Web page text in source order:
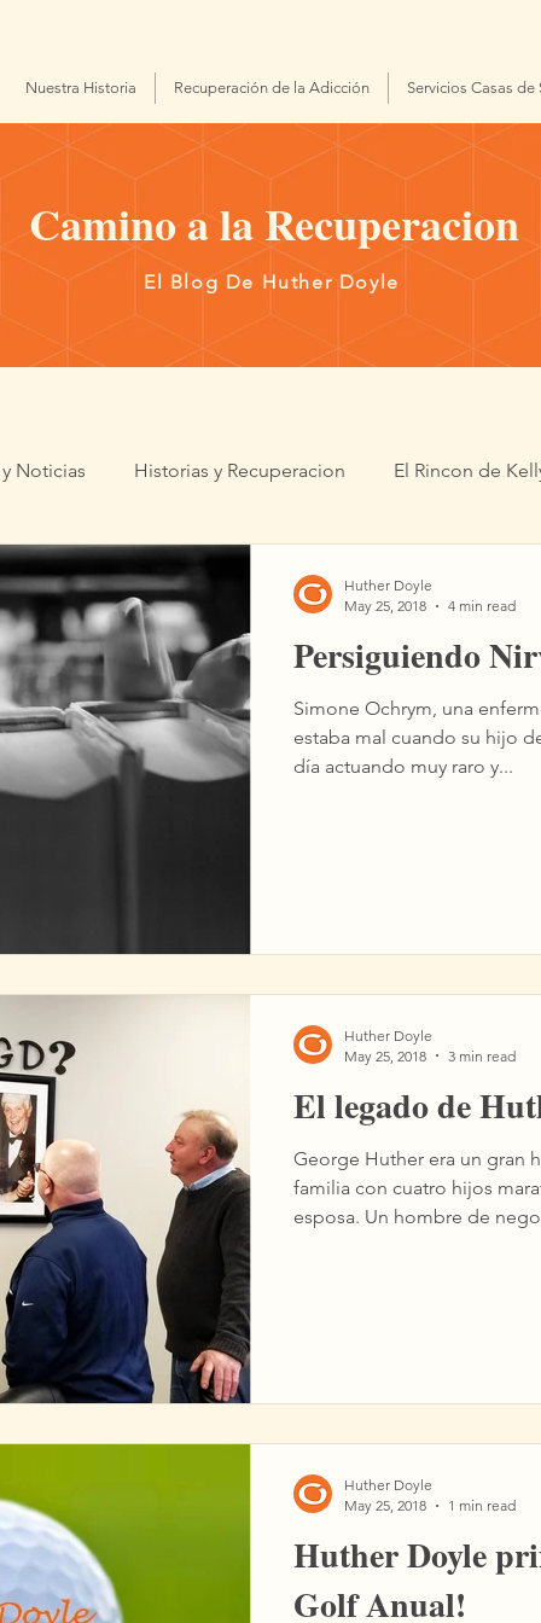
Nuestra Historia Recuperación de la Adicción Servicios Casas de
Camino a la Recuperacion
El Blog De Huther Doyle
Noticias Historias y Recuperacion El Rincon de
Persiguiendo
Simone Ochrym, una
estaba mal cuando su hijo
día actuando muy raro y...
Huther Doyle
May 25, 2018
4 min read
El legado de
George Huther era un gran hombre.
familia con cuatro hijos
esposa. Un hombre de
Huther Doyle
May 25, 2018
3 min read
Huther Doyle
Golf Anual!
Huther Doyle
May 25, 2018
1 min read